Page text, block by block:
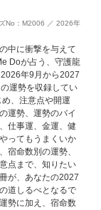
No：M2006 ／ 2026年
中に衝撃を与えて
Doが占う、守護龍
年9月から2027
運勢を収録してい
、注意点や開運
運勢、運勢のバイ
仕事運、金運、健
ってもうまくいか
宿命数別の運勢、
点まで、知りたい
が、あなたの2027
道しるべとなるで
勢に加え、宿命数